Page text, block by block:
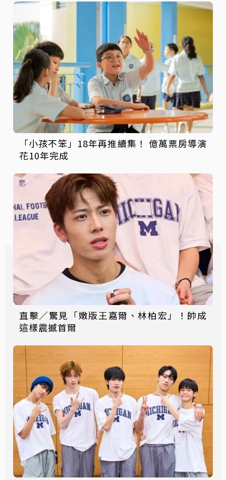
「小孩不笨」18年再推續集！ 億萬票房導演
花10年完成
直擊／驚見「嫩版王嘉爾、林柏宏」！帥成
這樣震撼首爾